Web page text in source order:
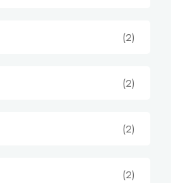
(2)
(2)
(2)
(2)